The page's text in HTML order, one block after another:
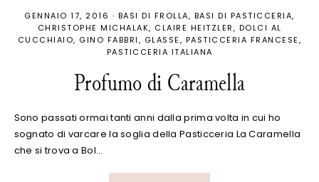
GENNAIO 17, 2016 · BASI DI FROLLA
BASI DI PASTICCERIA
CHRISTOPHE MICHALAK
CLAIRE HEITZLER
DOLCI AL
CUCCHIAIO GINO FABBRI GLASSE
PASTICCERIA FRANCESE
PASTICCERIA ITALIANA
Profumo di Caramella
Sono passati ormai tanti anni dalla prima volta in cui ho
sognato di varcare la soglia della Pasticceria La Caramella
che si trova a Bol…